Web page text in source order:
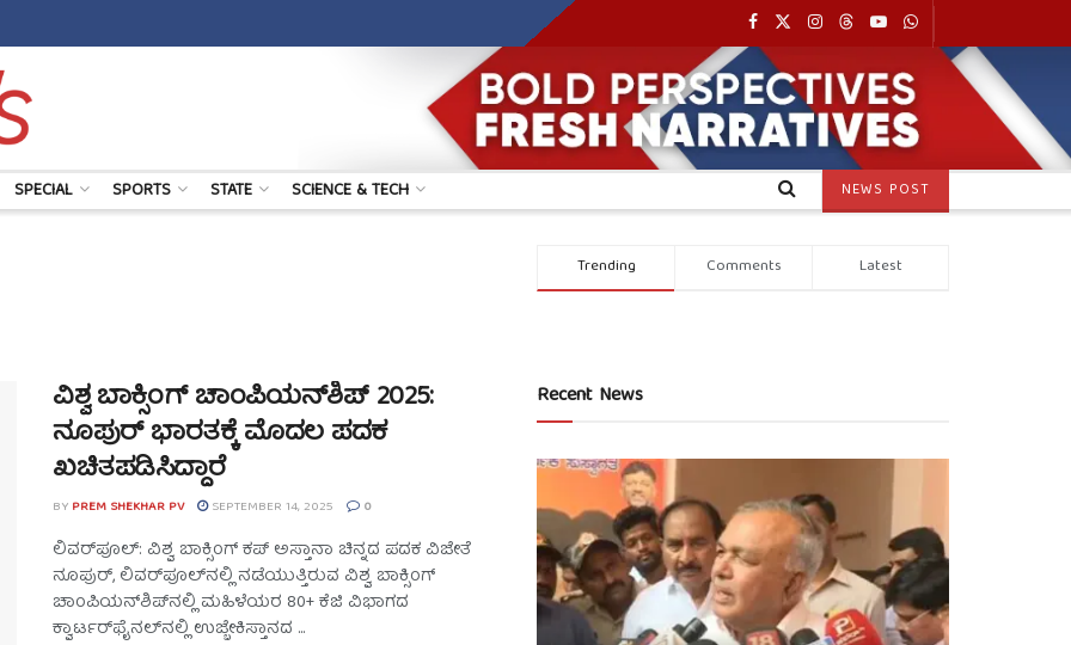
SPECIAL SPORTS STATE SCIENCE & TECH NEWS POST
ವಿಶ್ವ ಬಾಕ್ಸಿಂಗ್ ಚಾಂಪಿಯನ್‌ಶಿಪ್ 2025:
ನೂಪುರ್ ಭಾರತಕ್ಕೆ ಮೊದಲ ಪದಕ
ಖಚಿತಪಡಿಸಿದ್ದಾರೆ
BY PREM SHEKHAR PV SEPTEMBER 14, 2025 0
ಲಿವರ್‌ಪೂಲ್: ವಿಶ್ವ ಬಾಕ್ಸಿಂಗ್ ಕಪ್ ಅಸ್ತಾನಾ ಚಿನ್ನದ ಪದಕ ವಿಜೇತೆ
ನೂಪುರ್, ಲಿವರ್‌ಪೂಲ್‌ನಲ್ಲಿ ನಡೆಯುತ್ತಿರುವ ವಿಶ್ವ ಬಾಕ್ಸಿಂಗ್
ಚಾಂಪಿಯನ್‌ಶಿಪ್‌ನಲ್ಲಿ ಮಹಿಳೆಯರ 80+ ಕೆಜಿ ವಿಭಾಗದ
ಕ್ವಾರ್ಟರ್‌ಫೈನಲ್‌ನಲ್ಲಿ ಉಜ್ಬೇಕಿಸ್ತಾನದ ...
Trending Comments Latest
Recent News